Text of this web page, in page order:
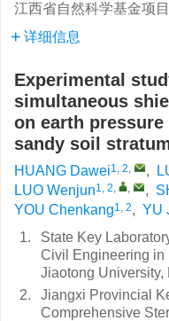
江西省自然科学基金项目
详细信息
Experimental
simultaneous
on earth
sandy soil
HUANG Dawei1, 2, ,
LUO Wenjun1, 2, , ,
YOU Chenkang1, 2, YU
1.
State Key
Civil Engineering in
Jiaotong
2.
Jiangxi Provincial
Comprehensive